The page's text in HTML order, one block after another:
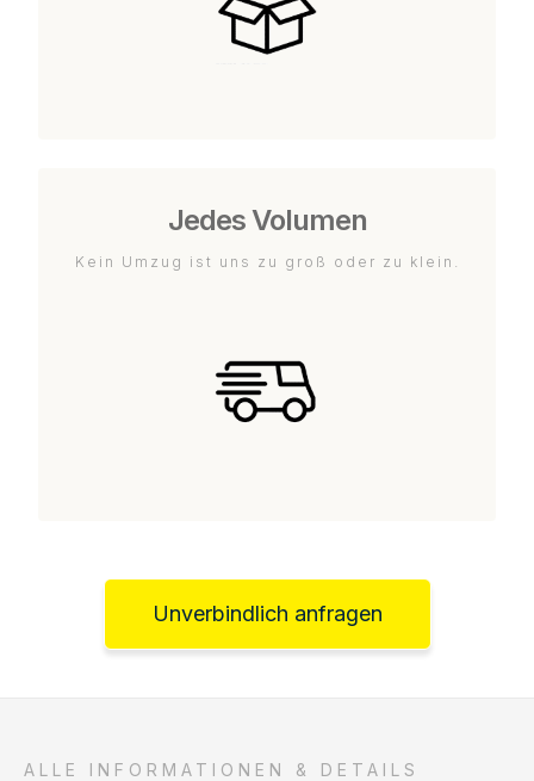
Jedes Volumen
Kein Umzug ist uns zu groß oder zu klein.
Unverbindlich anfragen
ALLE INFORMATIONEN & DETAILS